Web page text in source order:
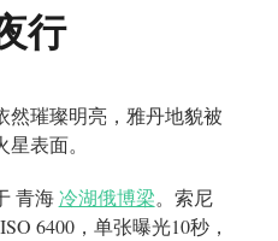
行
然璀璨明亮，雅丹地貌被
表面。
青海冷湖俄博梁。索尼
6400，单张曝光10秒，